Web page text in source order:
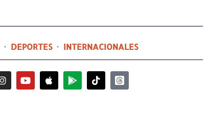
DEPORTES INTERNACIONALES
2 horas ago